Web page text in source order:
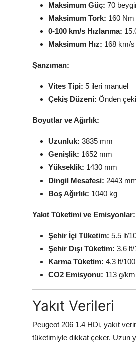
Maksimum Güç: 70
Maksimum Tork: 160
0-100 km/s Hızlanma:
Maksimum Hız: 168 km/s
Şanzıman:
Vites Tipi: 5 ileri manuel
Çekiş Düzeni: Önden
Boyutlar ve Ağırlık:
Uzunluk: 3835 mm
Genişlik: 1652 mm
Yükseklik: 1430 mm
Dingil Mesafesi: 2443
Boş Ağırlık: 1040 kg
Yakıt Tüketimi ve Emisyonlar:
Şehir İçi Tüketim: 5.5 lt/
Şehir Dışı Tüketim: 3.6
Karma Tüketim: 4.3 lt/
CO2 Emisyonu: 113 g/km
Yakıt Verileri
Peugeot 206 1.4 HDi, yakıt
tüketimiyle dikkat çeker. Uzun